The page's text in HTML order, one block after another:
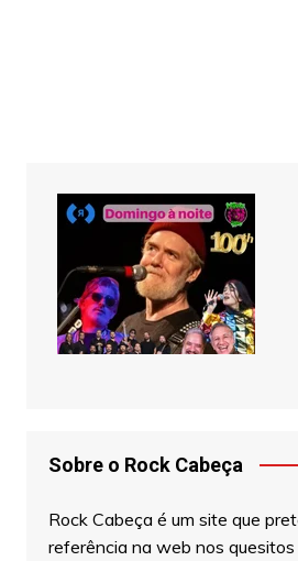
Sobre o Rock Cabeça
Rock Cabeça é um site que
referência na web nos